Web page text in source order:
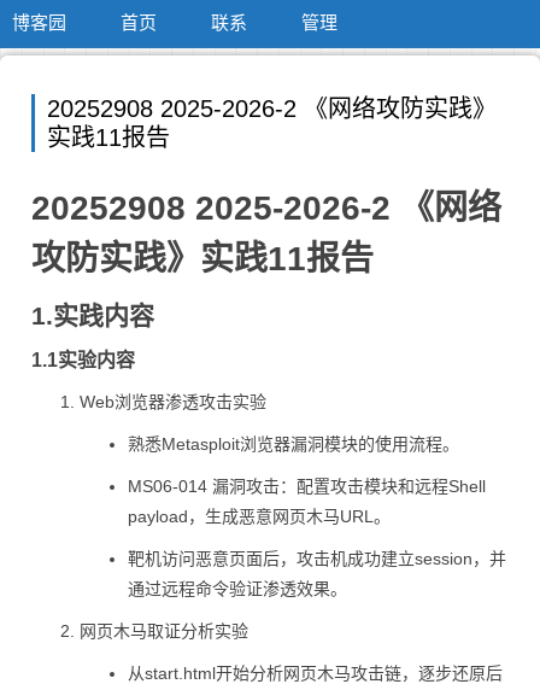
博客园 首页 联系 管理
20252908 2025-2026-2 《网络攻防实践》
实践11报告
20252908 2025-2026-2 《网络
攻防实践》实践11报告
1.实践内容
1.1实验内容
Web浏览器渗透攻击实验
熟悉Metasploit浏览器漏洞模块的使用流程。
MS06-014 漏洞攻击：配置攻击模块和远程Shell
payload，生成恶意网页木马URL。
靶机访问恶意页面后，攻击机成功建立session，并
通过远程命令验证渗透效果。
网页木马取证分析实验
从start.html开始分析网页木马攻击链，逐步还原后